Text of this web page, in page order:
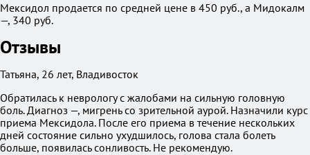
Мексидол продается по средней цене в 450 руб., а Мидокалм
—, 340 руб.
Отзывы
Татьяна, 26 лет, Владивосток
Обратилась к неврологу с жалобами на сильную головную
боль. Диагноз —, мигрень со зрительной аурой. Назначили курс
приема Мексидола. После его приема в течение нескольких
дней состояние сильно ухудшилось, голова стала болеть
больше, появилась сонливость. Не рекомендую.